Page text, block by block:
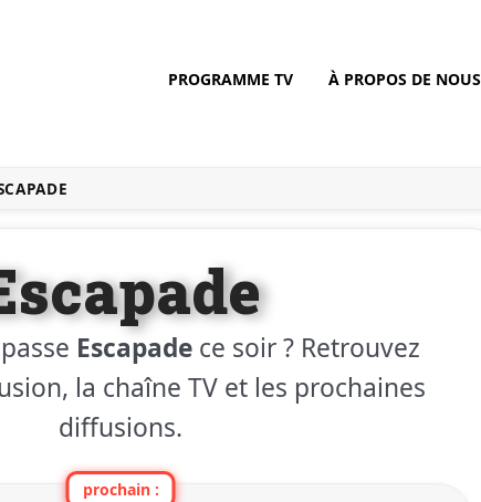
PROGRAMME TV À PROPOS DE NOUS
Escapadece soir ? Retrouvez
la chaîne TV et les prochaines
diffusions.
prochain :